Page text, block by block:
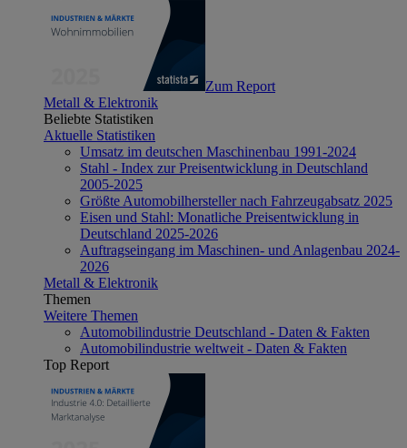
Zum Report
Metall & Elektronik
Beliebte Statistiken
Aktuelle Statistiken
Umsatz im deutschen Maschinenbau 1991-2024
Stahl - Index zur Preisentwicklung in Deutschland
2005-2025
Größte Automobilhersteller nach Fahrzeugabsatz 2025
Eisen und Stahl: Monatliche Preisentwicklung in
Deutschland 2025-2026
Auftragseingang im Maschinen- und Anlagenbau 2024-
2026
Metall & Elektronik
Themen
Weitere Themen
Automobilindustrie Deutschland - Daten & Fakten
Automobilindustrie weltweit - Daten & Fakten
Top Report